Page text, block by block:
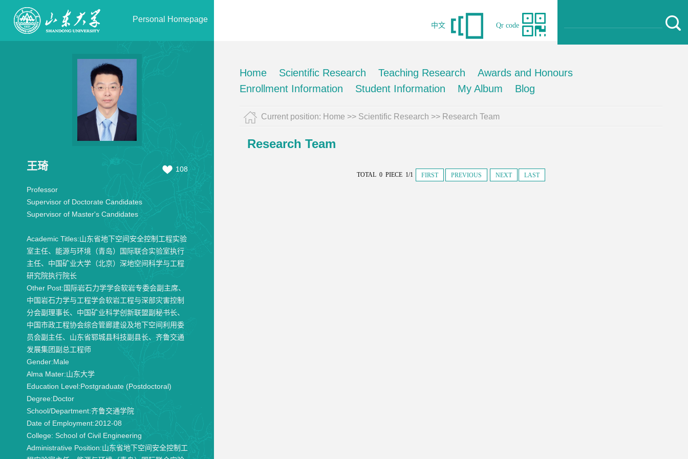
Personal Homepage
Qr code
中文
王琦 108
Professor
Supervisor of Doctorate Candidates
Supervisor of Master's Candidates
Academic Titles:山东省地下空间安全控制工程实验
室主任、能源与环境（青岛）国际联合实验室执行
主任、中国矿业大学（北京）深地空间科学与工程
研究院执行院长
Other Post:国际岩石力学学会软岩专委会副主席、
中国岩石力学与工程学会软岩工程与深部灾害控制
分会副理事长、中国矿业科学创新联盟副秘书长、
中国市政工程协会综合管廊建设及地下空间利用委
员会副主任、山东省郓城县科技副县长、齐鲁交通
发展集团副总工程师
Gender:Male
Alma Mater:山东大学
Education Level:Postgraduate (Postdoctoral)
Degree:Doctor
School/Department:齐鲁交通学院
Date of Employment:2012-08
College: School of Civil Engineering
Administrative Position:山东省地下空间安全控制工
Home Scientific Research Teaching Research
Awards and Honours
Enrollment Information
Student Information My Album Blog
Current position: Home >> Scientific Research >> Research Team
Research Team
TOTAL 0 PIECE 1/1 FIRST PREVIOUS NEXT LAST